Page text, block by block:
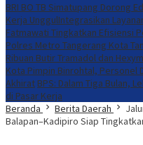
​BRI BO TB Simatupang Dorong
Kerja Unggul​Integrasikan
Fatmawati Tingkatkan Efisiensi
Polres Metro Tangerang Kota
Ribuan Butir Tramadol dan
Kota Pimpin Binrohtal, Personel
Akhirat BPS: Dalam Tiga Bulan,
di Pasar Kerja
Beranda
Berita Daerah
Balapan–Kadipiro Siap